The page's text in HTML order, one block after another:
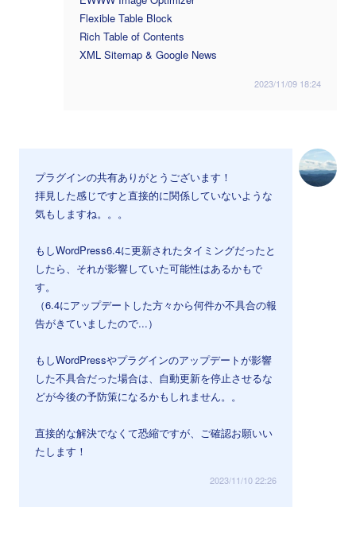
Flexible Table Block
Rich Table of Contents
XML Sitemap & Google News
2023/11/09 18:24
プラグインの共有ありがとうございます！
拝見した感じですと直接的に関係していないような
気もしますね。。。
もしWordPress6.4に更新されたタイミングだったと
したら、それが影響していた可能性はあるかもで
す。
（6.4にアップデートした方々から何件か不具合の報
告がきていましたので...）
もしWordPressやプラグインのアップデートが影響
した不具合だった場合は、自動更新を停止させるな
どが今後の予防策になるかもしれません。。
直接的な解決でなくて恐縮ですが、ご確認お願いい
たします！
2023/11/10 22:26